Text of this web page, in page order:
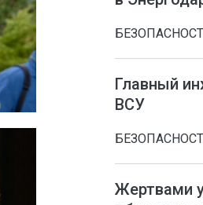
Главный
ВСУ
Жертвами